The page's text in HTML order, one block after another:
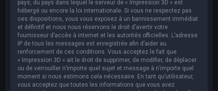
pays, du pays dans lequel le serveur de « Impression 3D » est
hébergé ou encore la loi internationale. Si vous ne respectez pas
ces dispositions, vous vous exposez à un bannissement immédiat
et définitif et nous nous réservons le droit d’avertir votre
fournisseur d’accès à internet et les autorités officielles. L’adresse
IP de tous les messages est enregistrée afin d’aider au
renforcement de ces conditions. Vous acceptez le fait que
« Impression 3D » ait le droit de supprimer, de modifier, de déplacer
ou de verrouiller n’importe quel sujet et message à n’importe quel
moment si nous estimons cela nécessaire. En tant qu’utilisateur,
vous acceptez que toutes les informations que vous avez